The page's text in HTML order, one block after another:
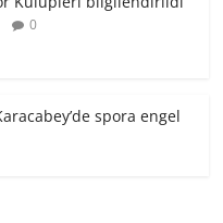
0
spora engel